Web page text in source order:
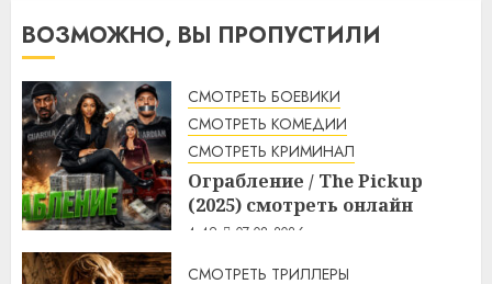
ВОЗМОЖНО, ВЫ ПРОПУСТИЛИ
СМОТРЕТЬ БОЕВИКИ
СМОТРЕТЬ КОМЕДИИ
СМОТРЕТЬ КРИМИНАЛ
Ограбление / The Pickup
(2025) смотреть онлайн
4:49 07.08.2026
СМОТРЕТЬ ТРИЛЛЕРЫ